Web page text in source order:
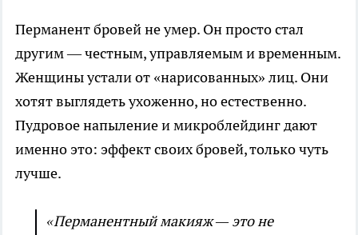
Перманент бровей не умер. Он просто стал
другим — честным, управляемым и временным.
Женщины устали от «нарисованных» лиц. Они
хотят выглядеть ухоженно, но естественно.
Пудровое напыление и микроблейдинг дают
именно это: эффект своих бровей, только чуть
лучше.
«Перманентный макияж — это не